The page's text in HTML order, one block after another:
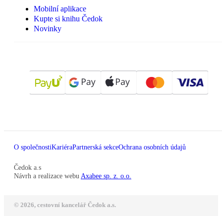
Mobilní aplikace
Kupte si knihu Čedok
Novinky
O společnostiKariéraPartnerská sekceOchrana osobních údajů
Čedok a.s
Návrh a realizace webu Axabee sp. z. o.o.
© 2026, cestovní kancelář Čedok a.s.